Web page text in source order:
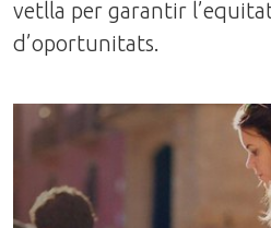
vetlla per garantir
d’oportunitats.